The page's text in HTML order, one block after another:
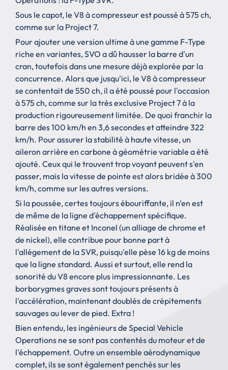
Sous le capot, le V8 à compresseur est poussé à 575 ch,
comme sur la Project 7.
Pour ajouter une version ultime à une gamme F-Type
riche en variantes, SVO a dû hausser la barre d'un
cran, toutefois dans une mesure déjà explorée par la
concurrence. Alors que jusqu'ici, le V8 à compresseur
se contentait de 550 ch, il a été poussé pour l'occasion
à 575 ch, comme sur la très exclusive Project 7 à la
production rigoureusement limitée. De quoi franchir la
barre des 100 km/h en 3,6 secondes et atteindre 322
km/h. Pour assurer la stabilité à haute vitesse, un
aileron arrière en carbone à géométrie variable a été
ajouté. Ceux qui le trouvent trop voyant peuvent s'en
passer, mais la vitesse de pointe est alors bridée à 300
km/h, comme sur les autres versions.
Si la poussée, certes toujours ébouriffante, il n'en est
de même de la ligne d'échappement spécifique.
Réalisée en titane et Inconel (un alliage de chrome et
de nickel), elle contribue pour bonne part à
l'allégement de la SVR, puisqu'elle pèse 16 kg de moins
que la ligne standard. Aussi et surtout, elle rend la
sonorité du V8 encore plus impressionnante. Les
borborygmes graves sont toujours présents à
l'accélération, maintenant doublés de crépitements
sauvages au lever de pied. Extra !
Bien entendu, les ingénieurs de Special Vehicle
Operations ne se sont pas contentés du moteur et de
l'échappement. Outre un ensemble aérodynamique
complet, ils se sont également penchés sur les